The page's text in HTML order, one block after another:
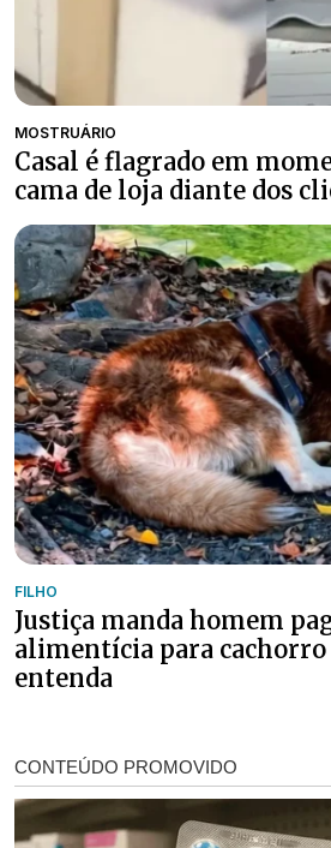
MOSTRUÁRIO
Casal é flagrado em
cama de loja diante dos
FILHO
Justiça manda homem
alimentícia para cachorro
entenda